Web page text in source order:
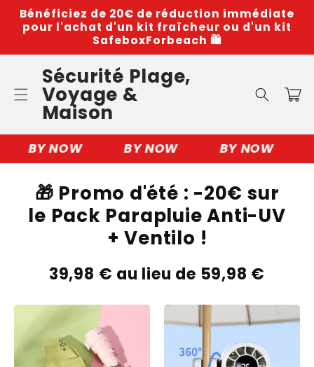
Skip to
content
Bénéficiez de 20€ de réduction immédiate
pour l'achat d'un kit fraîcheur ou d'un kit
SafeboxForbeach 🛍️
Sécurité Plage,
Voyage &
Maison
Cart
BY NOW BY NOW BY NOW
🎁 Promo d'été : -20€ sur
le Pack Parapluie Anti-UV
+ Ventilo !
39,98 € au lieu de 59,98 €